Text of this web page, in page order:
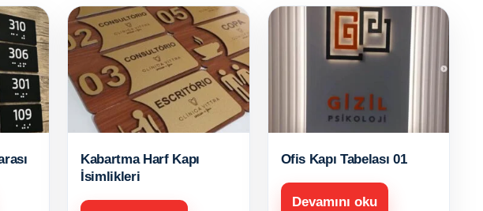
Kabartma Harf Kapı
İsimlikleri
Ofis Kapı Tabelası 01
Devamını oku